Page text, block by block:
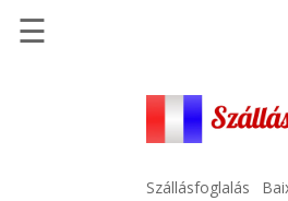
Szállásinfo.eu
☰
Szállásfoglalás